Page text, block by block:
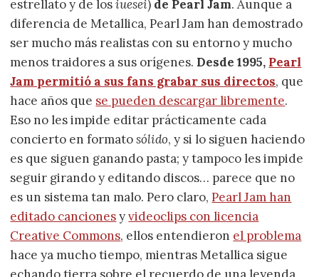
estrellato y de losiuesei) de Pearl Jam. Aunque a
diferencia de Metallica, Pearl Jam han demostrado
ser mucho más realistas con su entorno y mucho
menos traidores a sus orígenes. Desde 1995, Pearl
Jam permitió a sus fans grabar sus directos, que
hace años que se pueden descargar libremente.
Eso no les impide editar prácticamente cada
concierto en formatosólido, y si lo siguen haciendo
es que siguen ganando pasta; y tampoco les impide
seguir girando y editando discos… parece que no
es un sistema tan malo. Pero claro,Pearl Jam han
editado cancionesyvideoclips con licencia
Creative Commons, ellos entendieron el problema
hace ya mucho tiempo, mientras Metallica sigue